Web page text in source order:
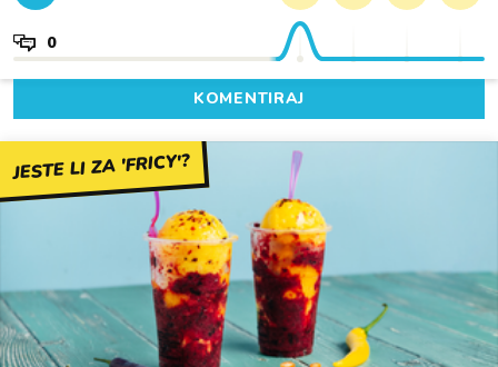
0
KOMENTIRAJ
JESTE LI ZA 'FRICY'?